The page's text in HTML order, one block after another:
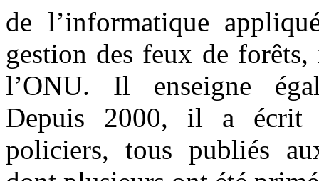
de l’informatique
gestion des feux de
l’ONU. Il enseigne
Depuis 2000, il a écrit
policiers, tous publiés